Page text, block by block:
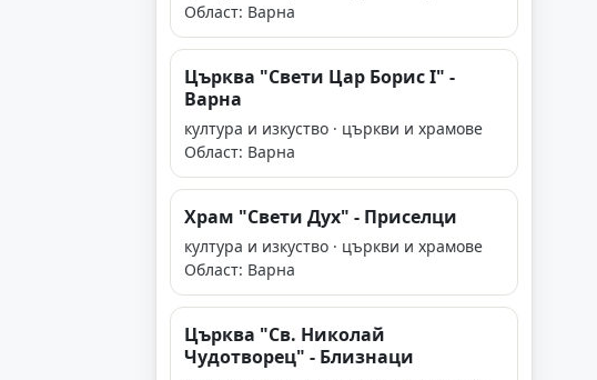
Област: Варна
Църква "Свети Цар Борис I" -
Варна
култура и изкуство · църкви и храмове
Област: Варна
Храм "Свети Дух" - Приселци
култура и изкуство · църкви и храмове
Област: Варна
Църква "Св. Николай
Чудотворец" - Близнаци